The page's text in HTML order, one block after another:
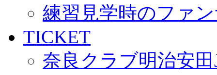
練習見学時のファ
TICKET
奈良クラブ明治安